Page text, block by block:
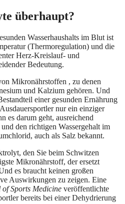
überhaupt?
Wasserhaushalts im Blut ist
(Thermoregulation) und die
Herz-Kreislauf- und
Bedeutung.
Mikronährstoffen , zu denen
und Kalzium gehören. Und
einer gesunden Ernährung
nur ein einziger
es darum geht, ausreichend
den richtigen Wassergehalt im
auch als Salz bekannt.
den Sie beim Schwitzen
Mikronährstoff, der ersetzt
es braucht keinen großen
Auswirkungen zu zeigen. Eine
Sports Medicine veröffentlichte
bereits bei einer Dehydrierung